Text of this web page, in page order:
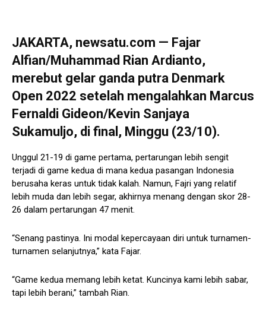
JAKARTA, newsatu.com — Fajar
Alfian/Muhammad Rian Ardianto,
merebut gelar ganda putra Denmark
Open 2022 setelah mengalahkan Marcus
Fernaldi Gideon/Kevin Sanjaya
Sukamuljo, di final, Minggu (23/10).
Unggul 21-19 di game pertama, pertarungan lebih sengit
terjadi di game kedua di mana kedua pasangan Indonesia
berusaha keras untuk tidak kalah. Namun, Fajri yang relatif
lebih muda dan lebih segar, akhirnya menang dengan skor 28-
26 dalam pertarungan 47 menit.
“Senang pastinya. Ini modal kepercayaan diri untuk turnamen-
turnamen selanjutnya,” kata Fajar.
“Game kedua memang lebih ketat. Kuncinya kami lebih sabar,
tapi lebih berani,” tambah Rian.